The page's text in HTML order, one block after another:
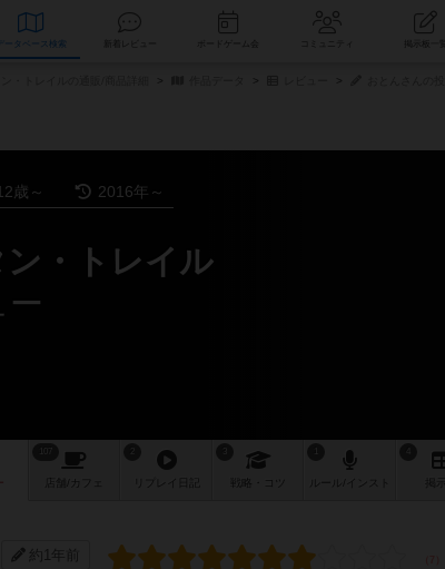
データベース コミュニティ
歳～ 2016年～
・トレイル
店舗/ カフェ 戦略
約1年前